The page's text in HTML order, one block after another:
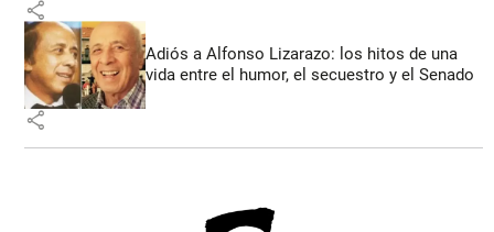
share
Adiós a Alfonso Lizarazo: los hitos de una
vida entre el humor, el secuestro y el Senado
share